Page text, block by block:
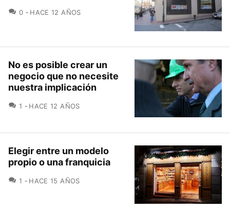
0 COMENTARIOS
HACE 12 AÑOS
No es posible crear un
negocio que no necesite
nuestra implicación
1 COMENTARIOS
HACE 12 AÑOS
Elegir entre un modelo
propio o una franquicia
1 COMENTARIOS
HACE 15 AÑOS